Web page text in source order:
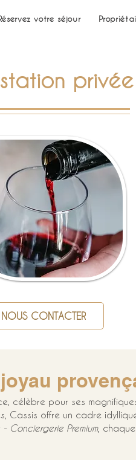
votre séjour
NOUS CONTACTER
célèbre pour ses
Cassis offre un cadre
Conciergerie Premium,